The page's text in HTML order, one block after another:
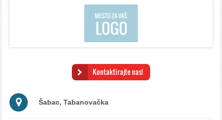
Kontaktirajte nas!
Šabac, Tabanovačka